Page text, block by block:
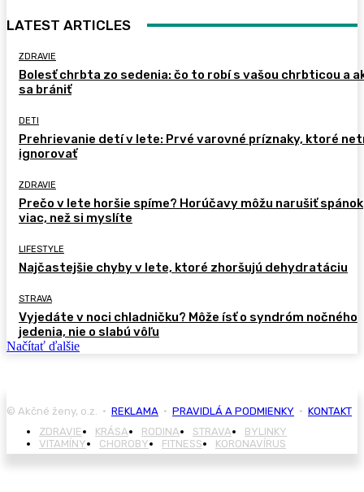
LATEST ARTICLES
ZDRAVIE
Bolesť chrbta zo sedenia: čo to robí s vašou chrbticou a
sa brániť
DETI
Prehrievanie detí v lete: Prvé varovné príznaky, ktoré
ignorovať
ZDRAVIE
Prečo v lete horšie spíme? Horúčavy môžu narušiť spánok
viac, než si myslíte
LIFESTYLE
Najčastejšie chyby v lete, ktoré zhoršujú dehydratáciu
STRAVA
Vyjedáte v noci chladničku? Môže ísť o syndróm nočného
jedenia, nie o slabú vôľu
Načítať ďalšie
© Akčné ženy, o.z. • REKLAMA • PRAVIDLÁ A PODMIENKY • KONTAKT
ZDRAVIE
KRÁSA RODINA STRAVA
BYLINKY
VITAMÍNY
CHOROBY FITNESS KORONAVÍRUS